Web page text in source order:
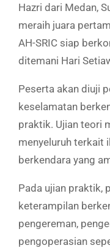
Hazri dari Medan,
meraih juara
AH-SRIC siap
ditemani Hari
Peserta akan diuji
keselamatan
praktik. Ujian teori
menyeluruh terkait
berkendara yang
Pada ujian praktik,
keterampilan
pengereman,
pengoperasian